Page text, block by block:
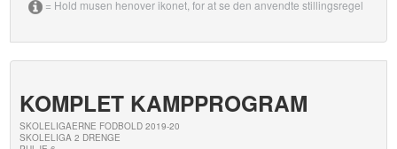
= Hold musen henover ikonet, for at se den anvendte stillingsregel
KOMPLET KAMPPROGRAM
SKOLELIGAERNE FODBOLD 2019-20
SKOLELIGA 2 DRENGE